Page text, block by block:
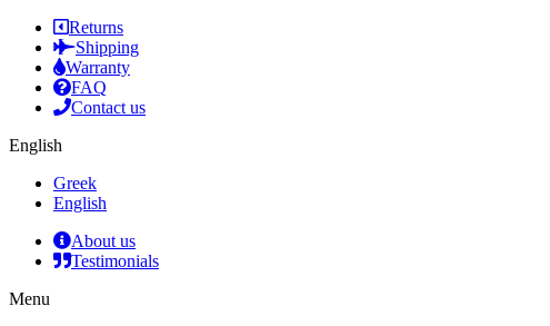
Returns
Shipping
Warranty
FAQ
Contact us
English
Greek
English
About us
Testimonials
Menu